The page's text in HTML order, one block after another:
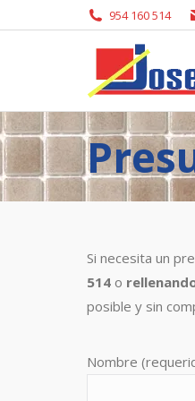
954 160 514
Si necesita un
514 o
posible y sin
Nombre